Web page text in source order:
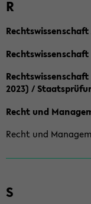
R
Rechtswissenschaft
Rechtswissenschaft
2023) /
Recht und
Recht und
S